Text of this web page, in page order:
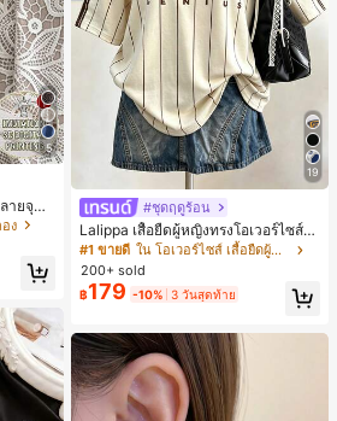
5
ายจุดเ
/ฤดูร้อ
นชีวิต
กวินเ
ลดนตร
สรภาพ
ง
19
#ชุดฤดูร้อน
Lalippa เสื้อยืดผู้หญิงทรงโอเวอร์ไซส์ค
วามยาวกลาง คอกลม ไหล่ตก ลายพิมพ์
ตัวอักษรและลายทางแนวตั้ง สไตล์แฟชั่
นมินิมอล ของขวัญให้เพื่อน
#1 ขายดี
ใน โอเวอร์ไซส์ เสื้อยืดผู้หญิง
200+ sold
฿179 -10% 3 วันสุดท้าย